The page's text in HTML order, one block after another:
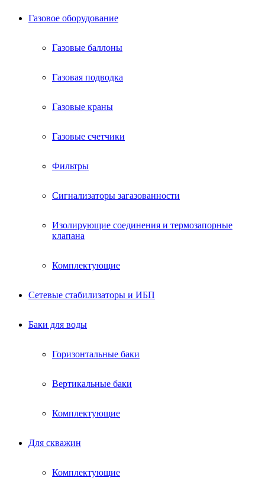
Газовое оборудование
Газовые баллоны
Газовая подводка
Газовые краны
Газовые счетчики
Фильтры
Сигнализаторы загазованности
Изолирующие соединения и термозапорные
клапана
Комплектующие
Сетевые стабилизаторы и ИБП
Баки для воды
Горизонтальные баки
Вертикальные баки
Комплектующие
Для скважин
Комплектующие